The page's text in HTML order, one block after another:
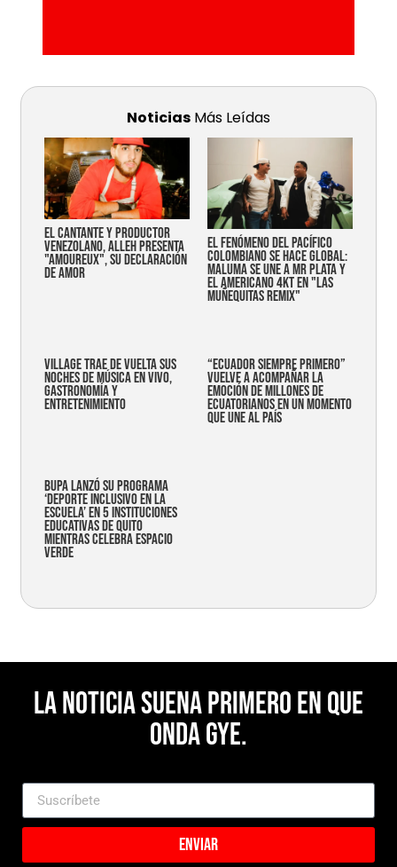
Noticias Más Leídas
EL CANTANTE Y PRODUCTOR
VENEZOLANO, ALLEH PRESENTA
"AMOUREUX", SU DECLARACIÓN
DE AMOR
EL FENÓMENO DEL PACÍFICO
COLOMBIANO SE HACE GLOBAL:
MALUMA SE UNE A MR PLATA Y
EL AMERICANO 4KT EN "LAS
MUÑEQUITAS REMIX"
Village trae de vuelta sus
noches de música en vivo,
gastronomía y
entretenimiento
“Ecuador siempre primero”
vuelve a acompañar la
emoción de millones de
ecuatorianos en un momento
que une al país
Bupa lanzó su programa
‘Deporte Inclusivo en la
Escuela’ en 5 instituciones
educativas de Quito
mientras celebra espacio
verde
La noticia suena primero en Que
Onda Gye.
Enviar